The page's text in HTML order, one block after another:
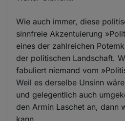
Wie auch immer, diese
sinnfreie Akzentuierung
eines der zahlreichen
der politischen Landschaft.
fabuliert niemand vom
Weil es derselbe Unsinn
und gelegentlich auch
den Armin Laschet an, dann
kann.